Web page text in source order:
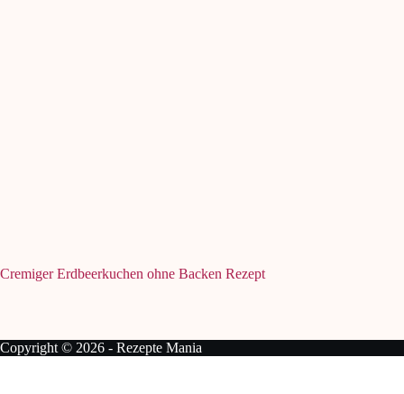
Cremiger Erdbeerkuchen ohne Backen Rezept
Copyright © 2026 - Rezepte Mania